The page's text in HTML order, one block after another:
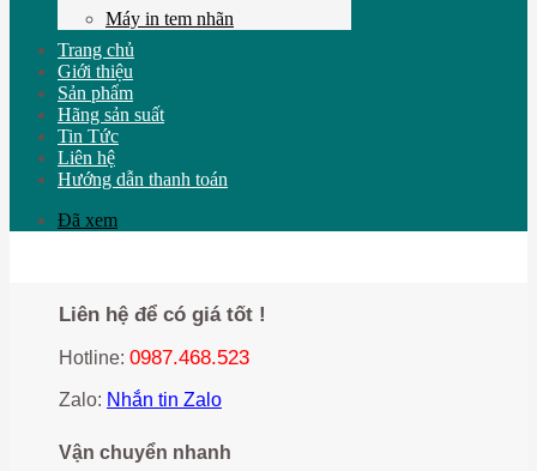
Máy in tem nhãn
Trang chủ
Giới thiệu
Sản phẩm
Hãng sản suất
Tin Tức
Liên hệ
Hướng dẫn thanh toán
Đã xem
Liên hệ để có giá tốt !
Hotline: 0987.468.523
Zalo: Nhắn tin Zalo
Vận chuyển nhanh